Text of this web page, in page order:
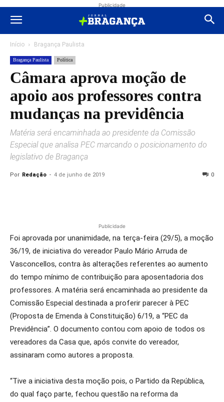
Publicidade
Início Bragança Paulista
Bragança Paulista Política
Câmara aprova moção de
apoio aos professores contra
mudanças na previdência
Matéria será encaminhada ao presidente da Comissão
Especial que analisa PEC marcando o posicionamento do
legislativo de Bragança
Por Redação - 4 de junho de 2019 0
Publicidade
Foi aprovada por unanimidade, na terça-feira (29/5), a moção
36/19, de iniciativa do vereador Paulo Mário Arruda de
Vasconcellos, contra às alterações referentes ao aumento
do tempo mínimo de contribuição para aposentadoria dos
professores. A matéria será encaminhada ao presidente da
Comissão Especial destinada a proferir parecer à PEC
(Proposta de Emenda à Constituição) 6/19, a “PEC da
Previdência”. O documento contou com apoio de todos os
vereadores da Casa que, após convite do vereador,
assinaram como autores a proposta.
“Tive a iniciativa desta moção pois, o Partido da República,
do qual faço parte, fechou questão na reforma da